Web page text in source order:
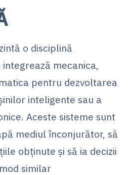
o disciplină
mecanica,
pentru dezvoltarea
inteligente sau a
Aceste sisteme sunt
mediul înconjurător, să
obținute și să ia decizii
similar